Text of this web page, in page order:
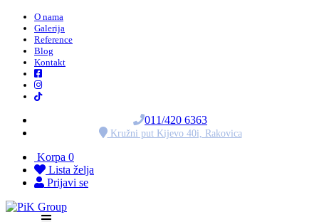
O nama
Galerija
Reference
Blog
Kontakt
011/420 6363
Kružni put Kijevo 40i, Rakovica
Korpa 0
Lista želja
Prijavi se